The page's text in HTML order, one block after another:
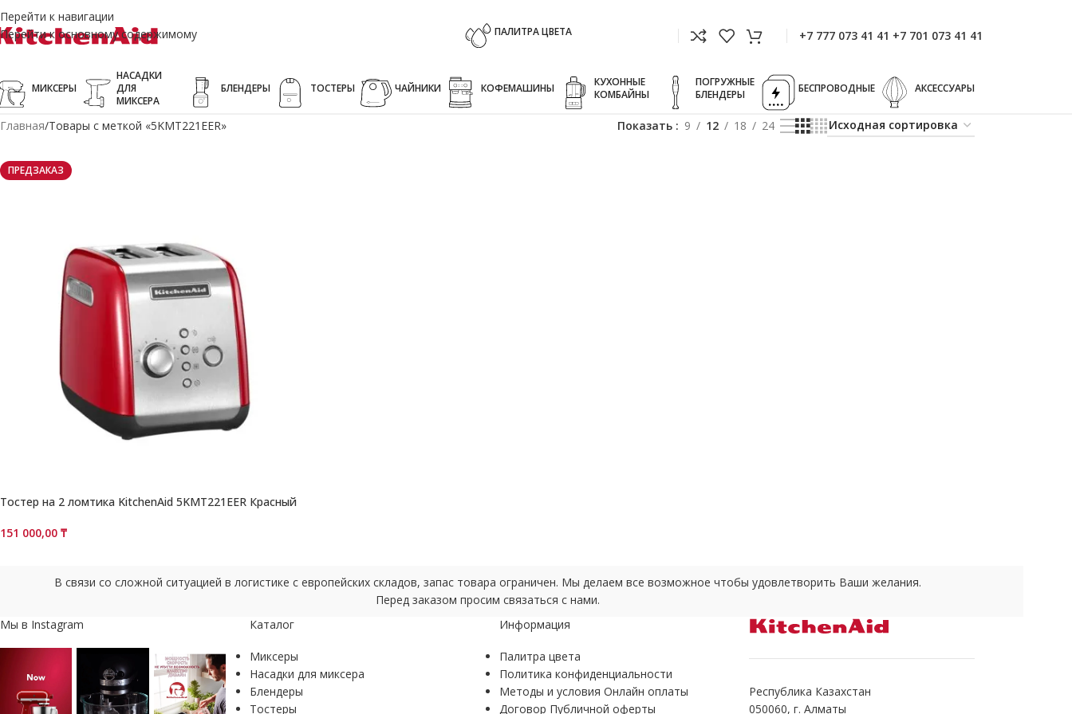
Перейти к навигации
Перейти к основному содержимому
ПАЛИТРА ЦВЕТА +7 777 073 41 41 +7 701 073 41 41
МИКСЕРЫ
НАСАДКИ
ДЛЯ
МИКСЕРА
БЛЕНДЕРЫ ТОСТЕРЫ ЧАЙНИКИ КОФЕМАШИНЫ
КУХОННЫЕ
КОМБАЙНЫ
ПОГРУЖНЫЕ
БЛЕНДЕРЫ
БЕСПРОВОДНЫЕ АКСЕССУАРЫ
Главная Товары с меткой «5KMT221EER» Показать 9 12 18 24
ПРЕДЗАКАЗ
Тостер на 2 ломтика KitchenAid 5KMT221EER Красный
151 000,00 ₸
В связи со сложной ситуацией в логистике с европейских складов, запас товара ограничен. Мы делаем все возможное чтобы удовлетворить Ваши желания.
Перед заказом просим связаться с нами.
Мы в Instagram
Каталог
Миксеры
Насадки для миксера
Блендеры
Тостеры
Информация
Палитра цвета
Политика конфиденциальности
Методы и условия Онлайн оплаты
Договор Публичной оферты
Республика Казахстан
050060, г. Алматы